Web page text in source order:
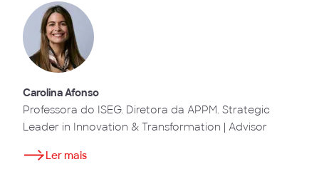
Carolina Afonso
Professora do ISEG. Diretora da APPM. Strategic
Leader in Innovation & Transformation | Advisor
Ler mais